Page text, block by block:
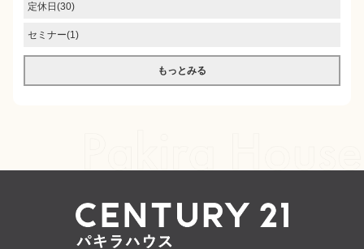
定休日(30)
セミナー(1)
もっとみる